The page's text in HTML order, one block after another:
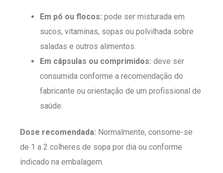
Em pó ou flocos: pode ser misturada em
sucos, vitaminas, sopas ou polvilhada sobre
saladas e outros alimentos.
Em cápsulas ou comprimidos: deve ser
consumida conforme a recomendação do
fabricante ou orientação de um profissional de
saúde.
Dose recomendada: Normalmente, consome-se
de 1 a 2 colheres de sopa por dia ou conforme
indicado na embalagem.